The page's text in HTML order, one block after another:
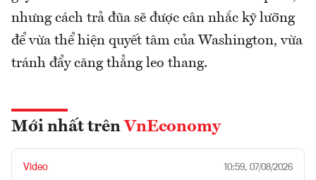
nhưng cách trả đũa sẽ được cân nhắc kỹ lưỡng
để vừa thể hiện quyết tâm của Washington, vừa
tránh đẩy căng thẳng leo thang.
Mới nhất trên VnEconomy
Video 10:59, 07/08/2026